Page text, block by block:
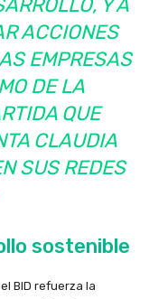
Y A
ACCIONES
EMPRESAS
DE LA
QUE
CLAUDIA
SUS REDES
sostenible
BID refuerza la